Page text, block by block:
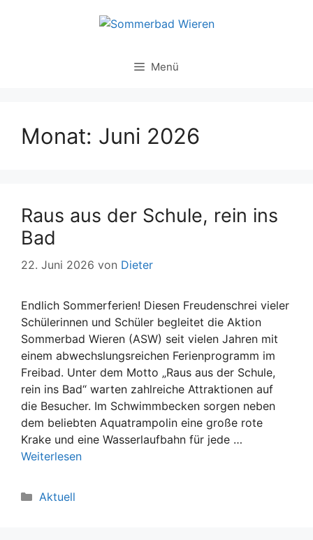
Menü
Monat: Juni 2026
Raus aus der Schule, rein ins
Bad
22. Juni 2026 von Dieter
Endlich Sommerferien! Diesen Freudenschrei vieler
Schülerinnen und Schüler begleitet die Aktion
Sommerbad Wieren (ASW) seit vielen Jahren mit
einem abwechslungsreichen Ferienprogramm im
Freibad. Unter dem Motto „Raus aus der Schule,
rein ins Bad“ warten zahlreiche Attraktionen auf
die Besucher. Im Schwimmbecken sorgen neben
dem beliebten Aquatrampolin eine große rote
Krake und eine Wasserlaufbahn für jede …
Weiterlesen
Kategorien
Aktuell